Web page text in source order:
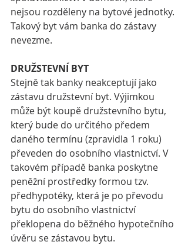
nejsou rozděleny na bytové jednotky.
Takový byt vám banka do zástavy
nevezme.
DRUŽSTEVNÍ BYT
Stejně tak banky neakceptují jako
zástavu družstevní byt. Výjimkou
může být koupě družstevního bytu,
který bude do určitého předem
daného termínu (zpravidla 1 roku)
převeden do osobního vlastnictví. V
takovém případě banka poskytne
peněžní prostředky formou tzv.
předhypotéky, která je po převodu
bytu do osobního vlastnictví
překlopena do běžného hypotečního
úvěru se zástavou bytu.